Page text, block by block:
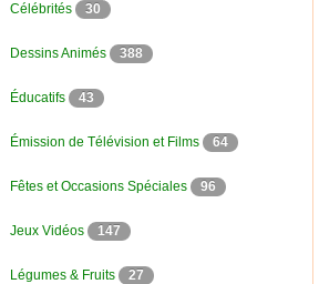
Célébrités 30
Dessins Animés 388
Éducatifs 43
Émission de Télévision et Films 64
Fêtes et Occasions Spéciales 96
Jeux Vidéos 147
Légumes & Fruits 27